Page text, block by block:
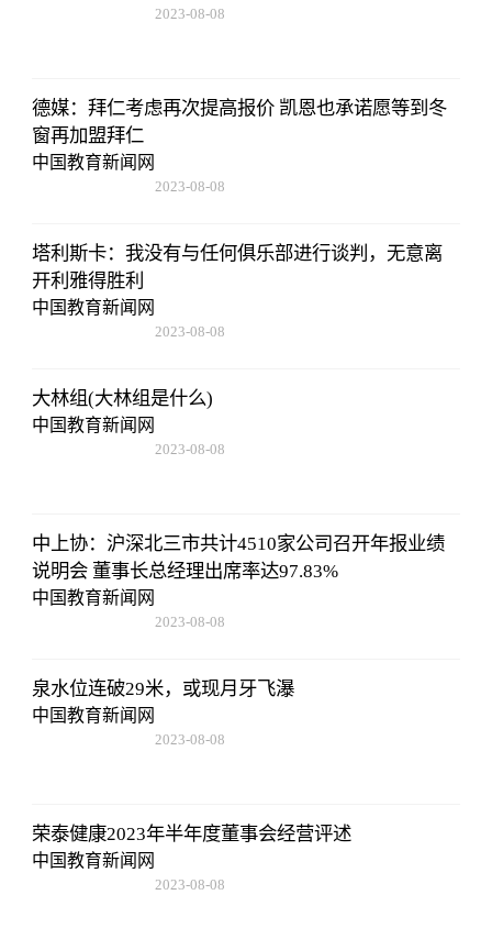
2023-08-08
德媒：拜仁考虑再次提高报价 凯恩也承诺愿等到冬
窗再加盟拜仁
中国教育新闻网
2023-08-08
塔利斯卡：我没有与任何俱乐部进行谈判，无意离
开利雅得胜利
中国教育新闻网
2023-08-08
大林组(大林组是什么)
中国教育新闻网
2023-08-08
中上协：沪深北三市共计4510家公司召开年报业绩
说明会 董事长总经理出席率达97.83%
中国教育新闻网
2023-08-08
泉水位连破29米，或现月牙飞瀑
中国教育新闻网
2023-08-08
荣泰健康2023年半年度董事会经营评述
中国教育新闻网
2023-08-08